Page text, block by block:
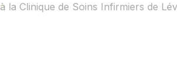
à la Clinique de Soins Infirmiers de